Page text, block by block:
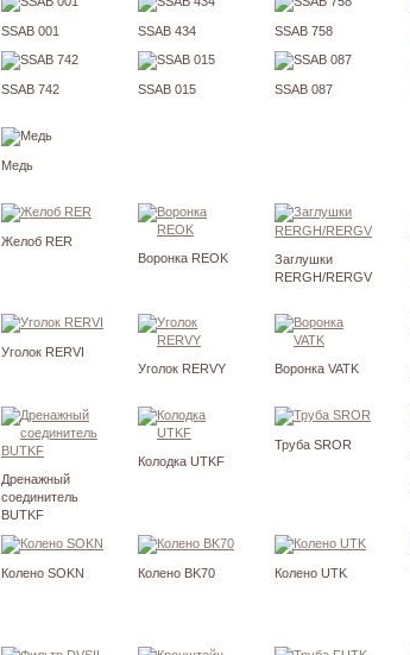
SSAB 001 SSAB 434 SSAB 758
SSAB 742 SSAB 015 SSAB 087
Медь
Желоб RER
Воронка REOK
Заглушки
RERGH/RERGV
Уголок RERVI
Уголок RERVY
Воронка VATK
Дренажный
соединитель
BUTKF
Колодка UTKF
Труба SROR
Колено SOKN Колено BK70 Колено UTK